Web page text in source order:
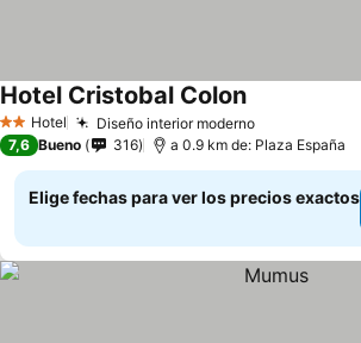
2 Estrellas
Hotel Diseño interior moderno
Hotel Cristobal Colon
7,6 Bueno 316 a 0.9 km de: Plaza España
Elige fechas para ver los precios exactos